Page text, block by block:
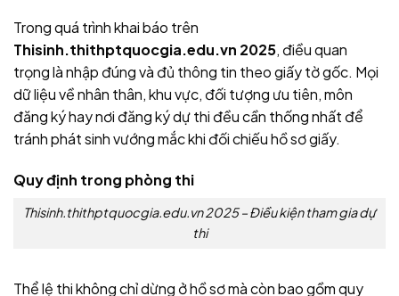
Trong quá trình khai báo trên
Thisinh.thithptquocgia.edu.vn 2025, điều quan
trọng là nhập đúng và đủ thông tin theo giấy tờ gốc. Mọi
dữ liệu về nhân thân, khu vực, đối tượng ưu tiên, môn
đăng ký hay nơi đăng ký dự thi đều cần thống nhất để
tránh phát sinh vướng mắc khi đối chiếu hồ sơ giấy.
Quy định trong phòng thi
Thisinh.thithptquocgia.edu.vn 2025 – Điều kiện tham gia dự
thi
Thể lệ thi không chỉ dừng ở hồ sơ mà còn bao gồm quy